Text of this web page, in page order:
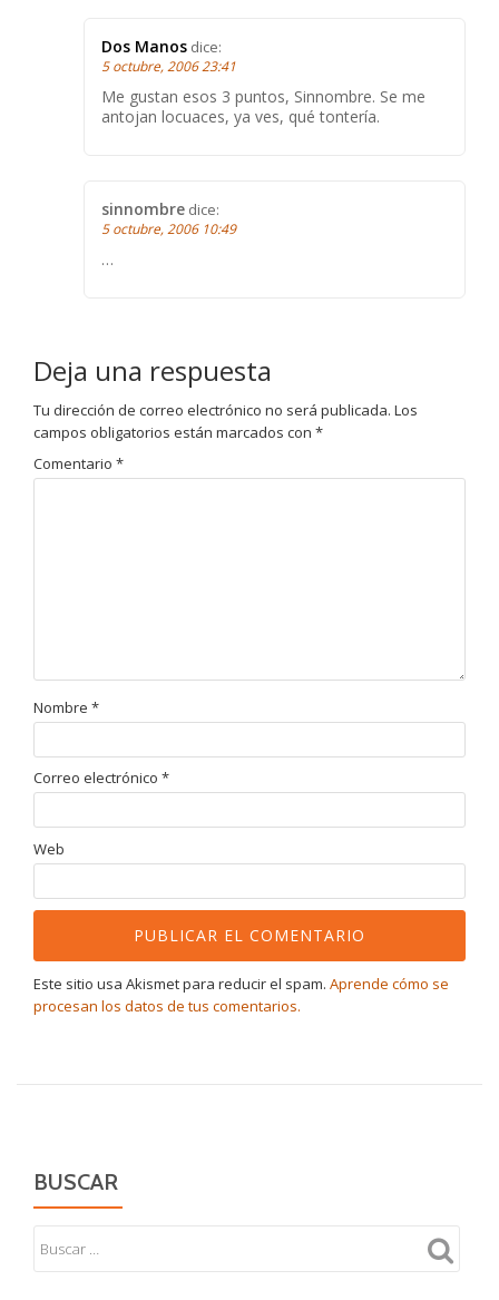
Dos Manos dice:
5 octubre, 2006 23:41
Me gustan esos 3 puntos, Sinnombre. Se me
antojan locuaces, ya ves, qué tontería.
sinnombre dice:
5 octubre, 2006 10:49
…
Deja una respuesta
Tu dirección de correo electrónico no será publicada. Los
campos obligatorios están marcados con *
Comentario *
Nombre *
Correo electrónico *
Web
Este sitio usa Akismet para reducir el spam. Aprende cómo se
procesan los datos de tus comentarios.
BUSCAR